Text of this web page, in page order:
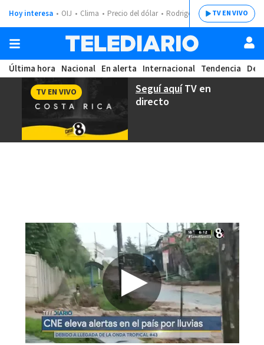
Hoy interesa OIJ Clima Precio del dólar Rodrigo ChavesTV EN VIVO
Última hora Nacional En alerta Internacional Tendencia
Seguí aquíTV en
directo
TV EN VIVO